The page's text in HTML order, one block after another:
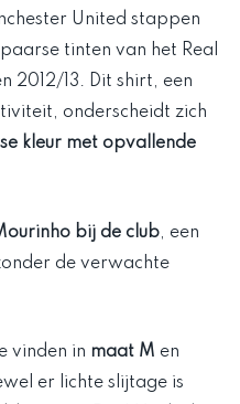
United stappen
tinten van het Real
2012/13. Dit shirt, een
onderscheidt zich
kleur met opvallende
bij de club, een
de verwachte
vinden in maat M en
er lichte slijtage is